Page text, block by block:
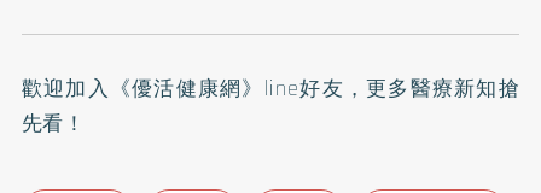
歡迎加入 《優活健康網》line好友 ，更多醫療新知搶
先看！